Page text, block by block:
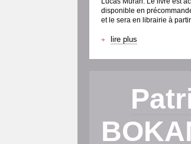
disponible en
et le sera en librairie à
lire plus